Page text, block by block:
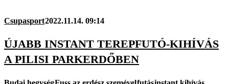
Csupasport2022.11.14. 09:14
ÚJABB INSTANT TEREPFUTÓ-KIHÍVÁS
A PILISI PARKERDŐBEN